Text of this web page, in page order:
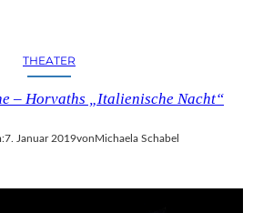
THEATER
– Horvaths „Italienische Nacht“
7. Januar 2019von Michaela Schabel